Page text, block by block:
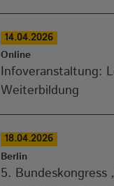
14.04.2026
Online
Infoveranstaltung:
Weiterbildung
18.04.2026
Berlin
5. Bundeskongress